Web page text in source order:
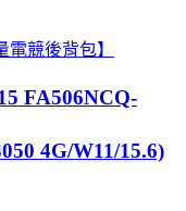
競後背包】
FA506NCQ-
4G/W11/15.6)